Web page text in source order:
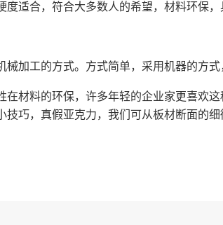
适合，符合大多数人的希望，材料环保，
加工的方式。方式简单，采用机器的方式
材料的环保，许多年轻的企业家更喜欢
巧，真假亚克力，我们可从板材断面的细